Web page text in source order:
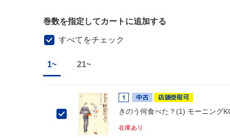
巻数を指定してカートに追加する
すべてをチェック
1~ 21~
1 中古 店舗受取可
きのう何食べた？(1) モーニング
在庫あり